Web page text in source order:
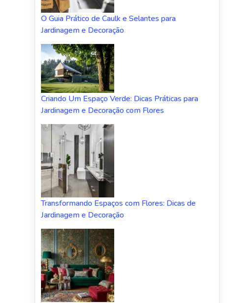
O Guia Prático de Caulk e Selantes para
Jardinagem e Decoração
Criando Um Espaço Verde: Dicas Práticas para
Jardinagem e Decoração com Flores
Transformando Espaços com Flores: Dicas de
Jardinagem e Decoração